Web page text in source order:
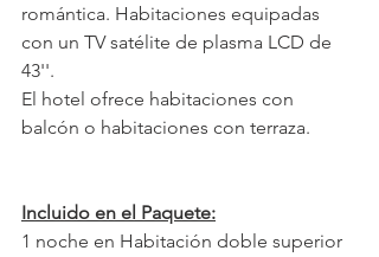
romántica. Habitaciones equipadas
con un TV satélite de plasma LCD de
43''.
El hotel ofrece habitaciones con
balcón o habitaciones con terraza.
Incluido en el Paquete:
1 noche en Habitación doble superior